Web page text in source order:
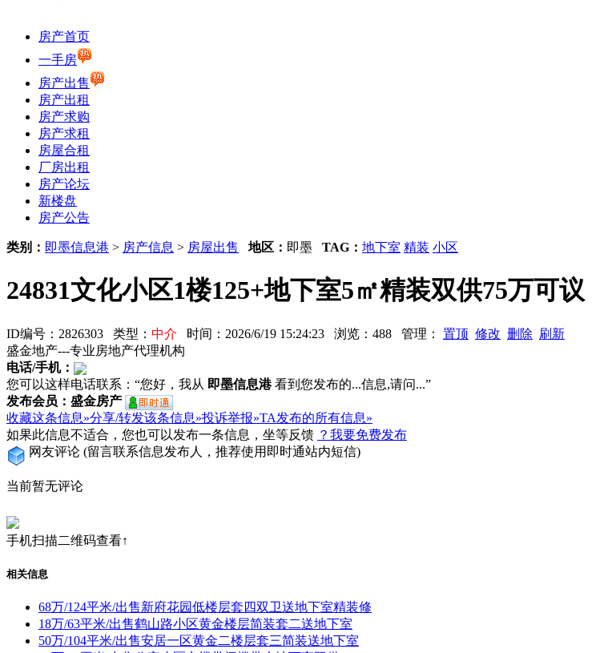
房产首页
一手房
房产出售
房产出租
房产求购
房产求租
房屋合租
厂房出租
房产论坛
新楼盘
房产公告
类别： 即墨信息港 > 房产信息 > 房屋出售 地区： 即墨 TAG： 地下室 精装 小区
24831文化小区1楼125+地下室5㎡精装双供75万可议
ID编号：2826303 类型： 中介 时间：2026/6/19 15:24:23 浏览：488 管理： 置顶 修改 删除 刷新
盛金地产---专业房地产代理机构
电话/手机：
您可以这样电话联系：“您好，我从 即墨信息港看到您发布的...信息,请问...”
发布会员：盛金房产
收藏这条信息»分享/转发该条信息»投诉举报»TA发布的所有信息»
如果此信息不适合，您也可以发布一条信息，坐等反馈 ？我要免费发布
网友评论 (留言联系信息发布人，推荐使用即时通站内短信)
当前暂无评论
手机扫描二维码查看↑
相关信息
68万/124平米/出售新府花园低楼层套四双卫送地下室精装修
18万/63平米/出售鹤山路小区黄金楼层简装套二送地下室
50万/104平米/出售安居一区黄金二楼层套三简装送地下室